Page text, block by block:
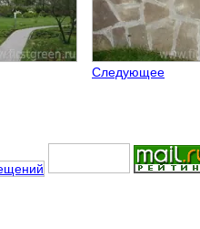
Следующее